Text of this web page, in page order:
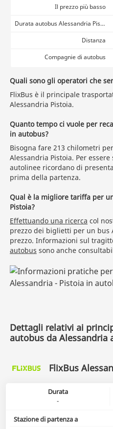
Il prezzo più basso
Durata autobus Alessandria Pistoia
Distanza
Compagnie di autobus
Quali sono gli operatori che
FlixBus è il principale
Alessandria Pistoia.
Quanto tempo ci vuole per
in autobus?
Bisogna fare 213 chilometri
Alessandria Pistoia. Per
autolinee ricordano di
prima della partenza.
Qual è la migliore tariffa per
Pistoia?
Effettuando una ricerca col
prezzo dei biglietti per un bus
prezzo. Informazioni sul
autobus sono anche
Dettagli relativi ai
autobus da Alessandria
FlixBus
Durata
-
Stazione di partenza a